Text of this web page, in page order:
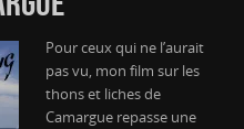
Pour ceux qui ne l’aurait
pas vu, mon film sur les
thons et liches de
Camargue repasse une